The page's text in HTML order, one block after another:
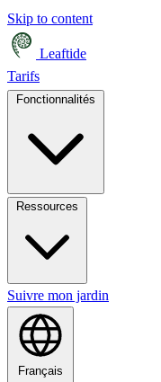
Skip to content
Leaftide
Tarifs
Suivre mon jardin
Français